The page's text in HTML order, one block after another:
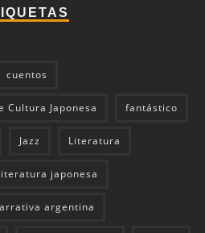
cuentos
Cultura Japonesa fantástico
Jazz Literatura
japonesa
argentina